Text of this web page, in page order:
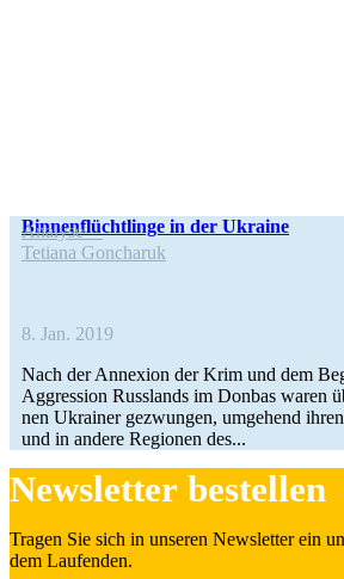
Bin­nen­flücht­linge in der Ukraine
Analyse
Tetiana Gon­cha­ruk
8. Jan. 2019
Nach der Anne­xion der Krim und dem
Aggres­sion Russ­lands im Donbas waren
nen Ukrai­ner gezwun­gen, umge­hend
und in andere Regio­nen des...
News­let­ter bestellen
Tragen Sie sich in unseren News­let­ter ein
dem Laufenden.